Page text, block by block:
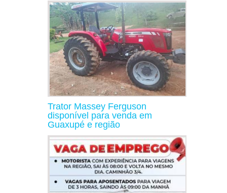
Trator Massey Ferguson
disponível para venda em
Guaxupé e região